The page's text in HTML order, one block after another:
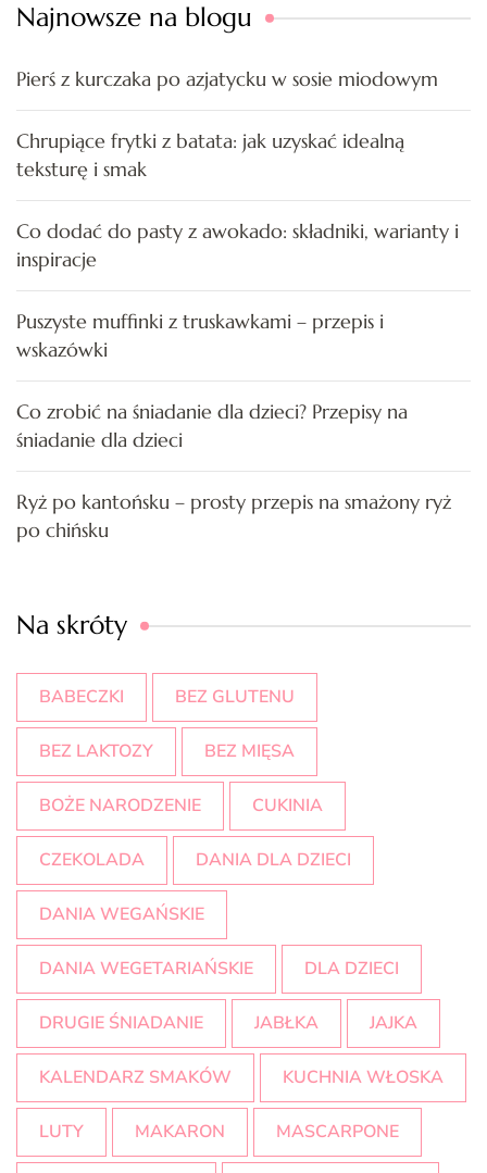
Najnowsze na blogu
Pierś z kurczaka po azjatycku w sosie miodowym
Chrupiące frytki z batata: jak uzyskać idealną
teksturę i smak
Co dodać do pasty z awokado: składniki, warianty i
inspiracje
Puszyste muffinki z truskawkami – przepis i
wskazówki
Co zrobić na śniadanie dla dzieci? Przepisy na
śniadanie dla dzieci
Ryż po kantońsku – prosty przepis na smażony ryż
po chińsku
Na skróty
BABECZKI BEZ GLUTENU
BEZ LAKTOZY BEZ MIĘSA
BOŻE NARODZENIE CUKINIA
CZEKOLADA DANIA DLA DZIECI
DANIA WEGAŃSKIE
DANIA WEGETARIAŃSKIE DLA DZIECI
DRUGIE ŚNIADANIE JABŁKA JAJKA
KALENDARZ SMAKÓW KUCHNIA WŁOSKA
LUTY MAKARON MASCARPONE